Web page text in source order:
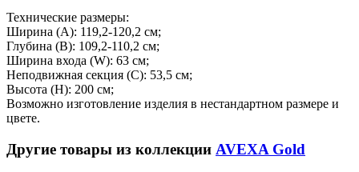
Технические размеры:
Ширина (A): 119,2-120,2 см;
Глубина (B): 109,2-110,2 см;
Ширина входа (W): 63 см;
Неподвижная секция (С): 53,5 см;
Высота (H): 200 см;
Возможно изготовление изделия в нестандартном размере и
цвете.
Другие товары из коллекции AVEXA Gold